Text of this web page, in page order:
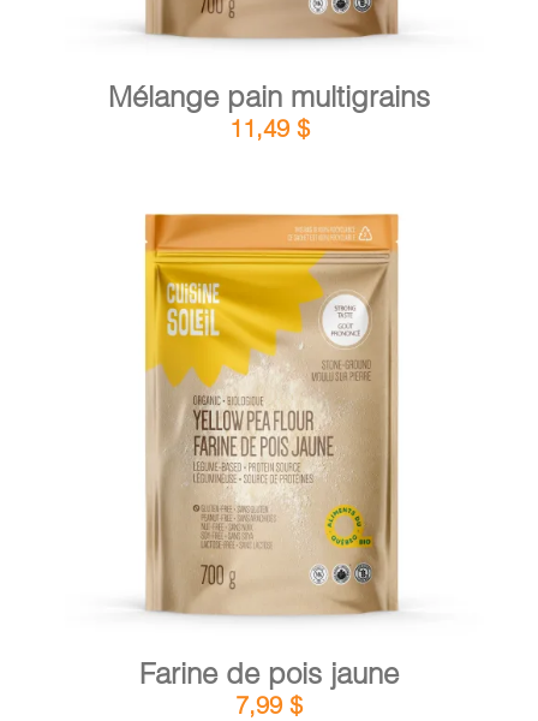
Mélange pain multigrains
11,49 $
AJOUTER AU PANIER / DÉTAILS
Farine de pois jaune
7,99 $